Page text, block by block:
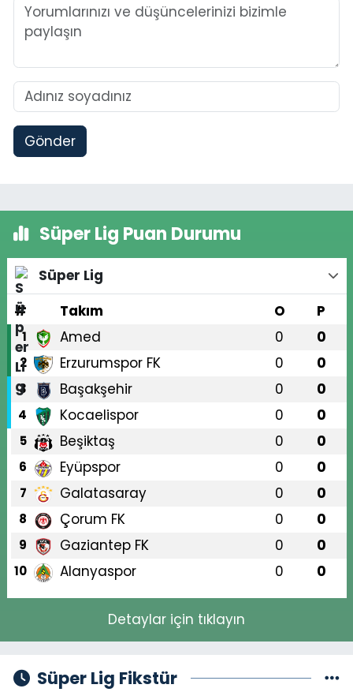
Gönder
Süper Lig Puan Durumu
Süper Lig
#
Takım O P
1 Amed 0 0
2 Erzurumspor FK 0 0
3 Başakşehir 0 0
4 Kocaelispor 0 0
5 Beşiktaş 0 0
6 Eyüpspor 0 0
7 Galatasaray 0 0
8 Çorum FK 0 0
9 Gaziantep FK 0 0
10 Alanyaspor 0 0
Detaylar için tıklayın
Süper Lig Fikstür